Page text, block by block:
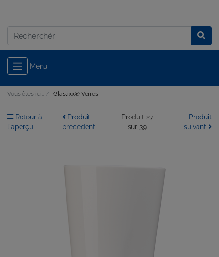
Menu
Vous êtes ici:: Glastixx® Verres
Retour à
l'aperçu
Produit
précédent
Produit 27
sur 39
Produit
suivant